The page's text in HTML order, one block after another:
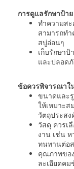
การดูแลรักษาป้า
ทำความสะ
สามารถท
สบู่อ่อนๆ
เก็บรักษาป้
และปลอดภั
ข้อควรพิจารณาใ
ขนาดและ
ให้เหมาะ
วัตถุประส
วัสดุ ควรเ
งาน เช่น
ทนทานต่อ
คุณภาพขอ
ละเอียดค